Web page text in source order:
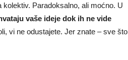
Paradoksalno, ali moćno. U
vaše ideje dok ih ne vide
vi ne odustajete. Jer znate – sve što